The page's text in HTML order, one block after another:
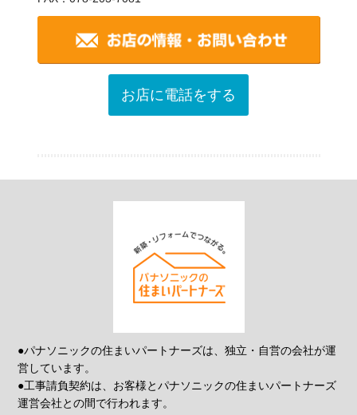
お店に電話をする
●パナソニックの住まいパートナーズは、独立・自営の会社が運
営しています。
●工事請負契約は、お客様とパナソニックの住まいパートナーズ
運営会社との間で行われます。